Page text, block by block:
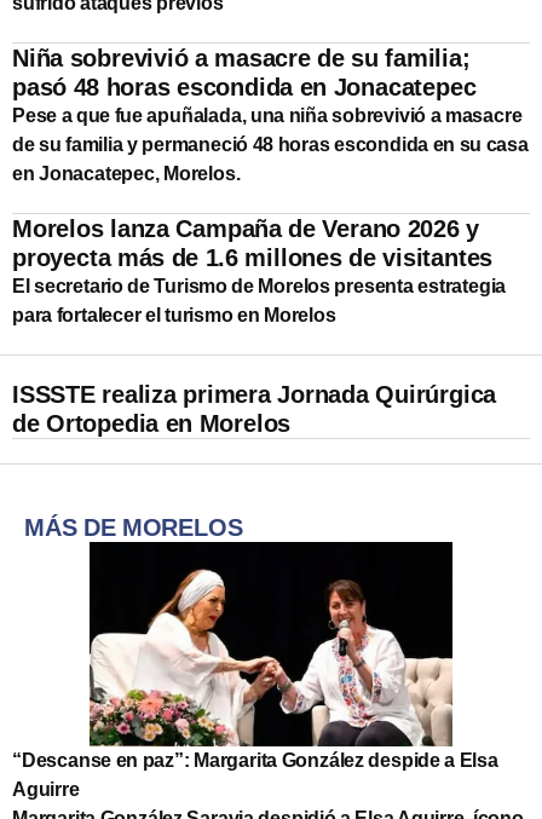
Niña sobrevivió a masacre de su familia;
pasó 48 horas escondida en Jonacatepec
Pese a que fue apuñalada, una niña sobrevivió a masacre
de su familia y permaneció 48 horas escondida en su casa
en Jonacatepec, Morelos.
Morelos lanza Campaña de Verano 2026 y
proyecta más de 1.6 millones de visitantes
El secretario de Turismo de Morelos presenta estrategia
para fortalecer el turismo en Morelos
ISSSTE realiza primera Jornada Quirúrgica
de Ortopedia en Morelos
MÁS DE MORELOS
“Descanse en paz”: Margarita González despide a Elsa
Aguirre